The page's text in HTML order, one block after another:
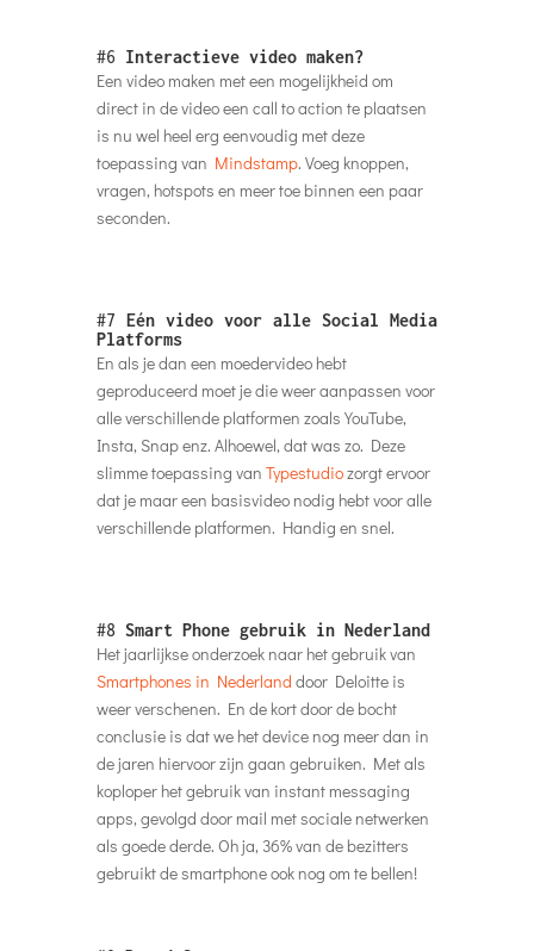
#6 Interactieve video maken?
Een video maken met een mogelijkheid om
direct in de video een call to action te plaatsen
is nu wel heel erg eenvoudig met deze
toepassing van Mindstamp. Voeg knoppen,
vragen, hotspots en meer toe binnen een paar
seconden.
#7 Eén video voor alle Social Media
Platforms
En als je dan een moedervideo hebt
geproduceerd moet je die weer aanpassen voor
alle verschillende platformen zoals YouTube,
Insta, Snap enz. Alhoewel, dat was zo. Deze
slimme toepassing van Typestudiozorgt ervoor
dat je maar een basisvideo nodig hebt voor alle
verschillende platformen. Handig en snel.
#8 Smart Phone gebruik in Nederland
Het jaarlijkse onderzoek naar het gebruik van
Smartphones in Nederland door Deloitte is
weer verschenen. En de kort door de bocht
conclusie is dat we het device nog meer dan in
de jaren hiervoor zijn gaan gebruiken. Met als
koploper het gebruik van instant messaging
apps, gevolgd door mail met sociale netwerken
als goede derde. Oh ja, 36% van de bezitters
gebruikt de smartphone ook nog om te bellen!